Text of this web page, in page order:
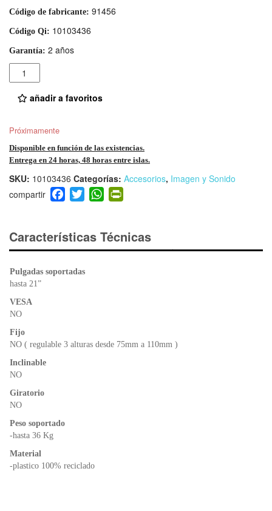
Código de fabricante: 91456
Código Qi: 10103436
Garantía: 2 años
Cantidad
añadir a favoritos
Próximamente
Disponible en función de las existencias.
Entrega en 24 horas, 48 horas entre islas.
SKU: 10103436 Categorías: Accesorios, Imagen y Sonido
F
a
e
b
o
o
T
wi
er
W
h
s
A
ri
e
Características Técnicas
Pulgadas soportadas
hasta 21”
VESA
NO
Fijo
NO ( regulable 3 alturas desde 75mm a 110mm )
Inclinable
NO
Giratorio
NO
Peso soportado
-hasta 36 Kg
Material
-plastico 100% reciclado